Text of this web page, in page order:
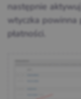
następnie
wtyczka powinna
płatności.